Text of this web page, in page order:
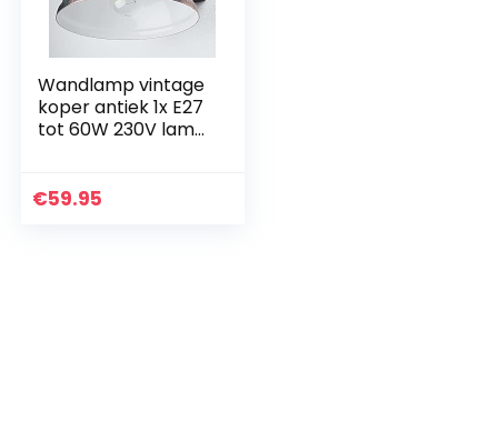
Wandlamp vintage
koper antiek 1x E27
tot 60W 230V lamp
industriële retro
€59.95